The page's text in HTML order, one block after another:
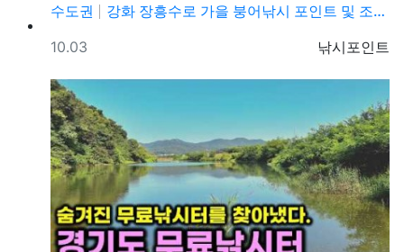
수도권
강화 장흥수로 가을 붕어낚시 포인트 및 조황정보
등록자
낚시포인트
등록일
10.03